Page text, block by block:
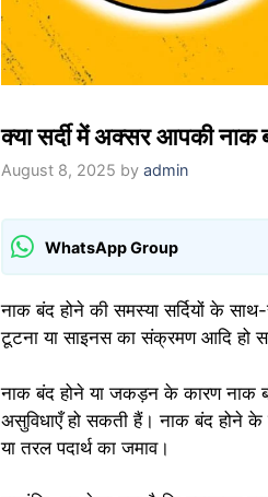
क्या सर्दी में अक्सर आपकी
August 8, 2025 by admin
WhatsApp Group
नाक बंद होने की समस्या सर्दियों के
टूटना या साइनस का संक्रमण आदि हो
नाक बंद होने या जकड़न के कारण नाक
असुविधाएँ हो सकती हैं। नाक बंद होने
या तरल पदार्थ का जमाव।